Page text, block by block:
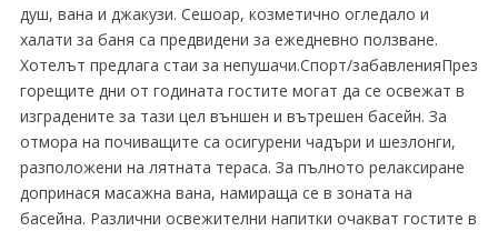
душ, вана и джакузи. Сешоар, козметично огледало и
халати за баня са предвидени за ежедневно ползване.
Хотелът предлага стаи за непушачи.Спорт/забавленияПрез
горещите дни от годината гостите могат да се освежат в
изградените за тази цел външен и вътрешен басейн. За
отмора на почиващите са осигурени чадъри и шезлонги,
разположени на лятната тераса. За пълното релаксиране
допринася масажна вана, намираща се в зоната на
басейна. Различни освежителни напитки очакват гостите в